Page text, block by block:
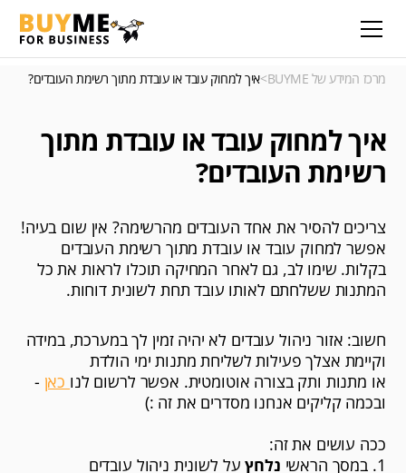
מרכז המידע של BUYME >איך למחוק עובד או עובדת מתוך רשימת העובדים?
איך למחוק עובד או עובדת מתוך
רשימת העובדים?
צריכים להסיר את אחד העובדים מהרשימה? אין שום בעיה!
אפשר למחוק עובד או עובדת מתוך רשימת העובדים
בקלות. שימו לב, גם לאחר המחיקה תוכלו לראות את כל
המתנות ששלחתם לאותו עובד תחת לשונית דוחות.
חשוב: אזור ניהול עובדים לא יהיה זמין לך במערכת, במידה
וקיימת אצלך פעילות לשליחת מתנות ימי הולדת
או מתנות ותק בצורה אוטומטית. אפשר לרשום לנו כאן -
ובכמה קליקים אנחנו מסדרים את זה :)
ככה עושים את זה:
1. במסך הראשי
נלחץעל לשונית ניהול עובדים